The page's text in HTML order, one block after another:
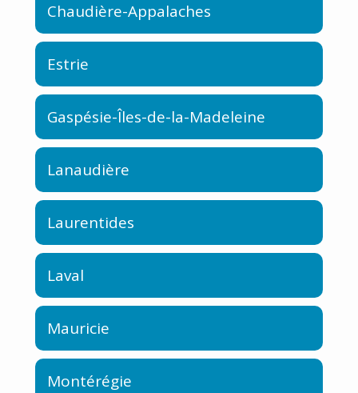
Chaudière-Appalaches
Estrie
Gaspésie-Îles-de-la-Madeleine
Lanaudière
Laurentides
Laval
Mauricie
Montérégie